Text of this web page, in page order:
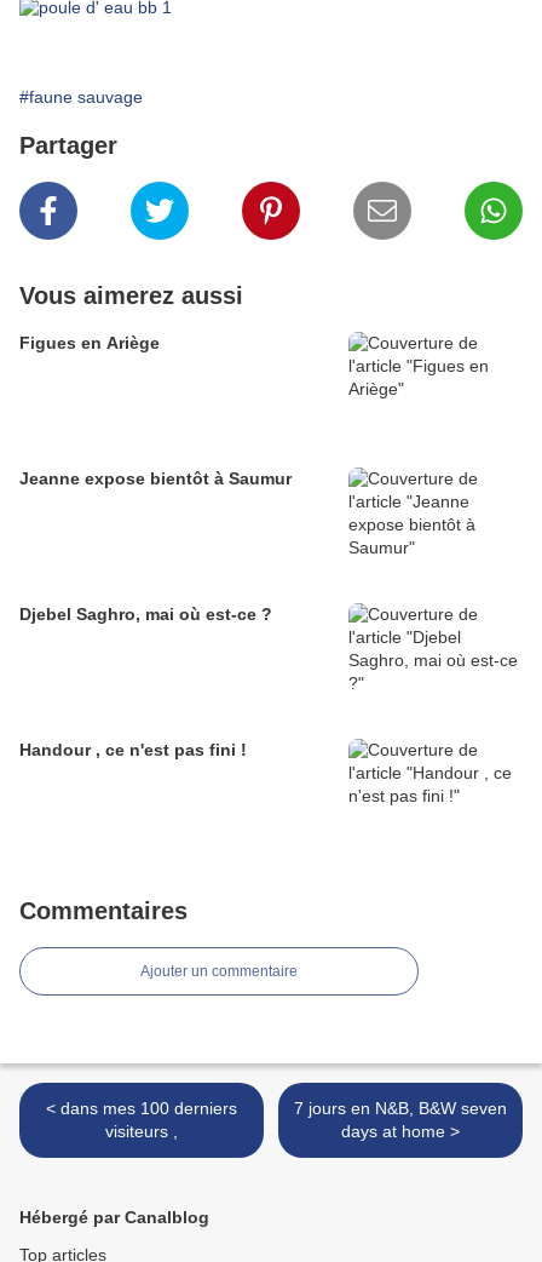
#faune sauvage
Partager
Vous aimerez aussi
Figues en Ariège
Jeanne expose bientôt à Saumur
Djebel Saghro, mai où est-ce ?
Handour , ce n'est pas fini !
Commentaires
Ajouter un commentaire
< dans mes 100 derniers
visiteurs ,
7 jours en N&B, B&W seven
days at home >
Hébergé par Canalblog
Top articles